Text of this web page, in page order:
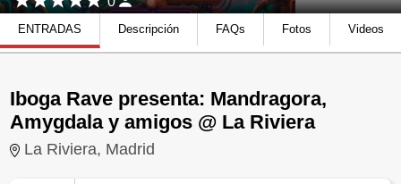
ENTRADAS Descripción FAQs Fotos Videos
Iboga Rave presenta: Mandragora,
Amygdala y amigos @ La Riviera
La Riviera, Madrid